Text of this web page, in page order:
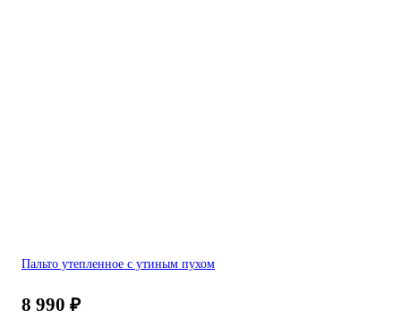
Пальто утепленное с утиным пухом
8 990 ₽